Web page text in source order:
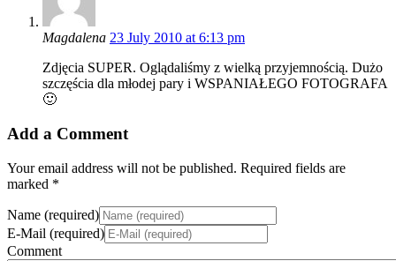
Magdalena 23 July 2010 at 6:13 pm
Zdjęcia SUPER. Oglądaliśmy z wielką przyjemnością. Dużo
szczęścia dla młodej pary i WSPANIAŁEGO FOTOGRAFA
🙂
Add a Comment
Your email address will not be published. Required fields are
marked *
Name (required)
E-Mail (required)
Comment